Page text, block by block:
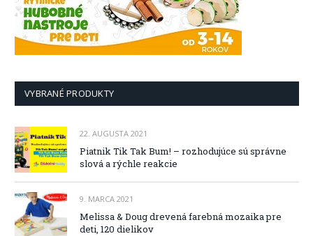
VYBRANÉ PRODUKTY
22. AUGUSTA 2021
Piatnik Tik Tak Bum! – rozhodujúce sú správne
slová a rýchle reakcie
9. MARCA 2021
Melissa & Doug drevená farebná mozaika pre
deti, 120 dielikov